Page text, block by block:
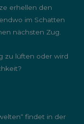
erhellen den
im Schatten
nächsten Zug.
zu lüften oder wird
findet in der